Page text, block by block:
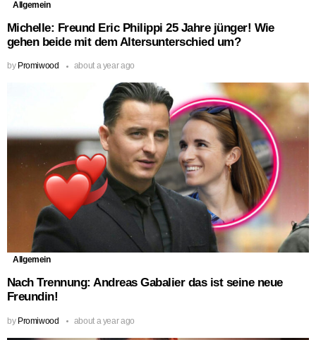
Allgemein
Michelle: Freund Eric Philippi 25 Jahre jünger! Wie
gehen beide mit dem Altersunterschied um?
by Promiwood about a year ago
Allgemein
Nach Trennung: Andreas Gabalier das ist seine neue
Freundin!
by Promiwood about a year ago